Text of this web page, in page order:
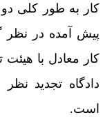
کار به طور کلی
پیش آمده در نظر
کار معادل با
دادگاه تجدید
است.